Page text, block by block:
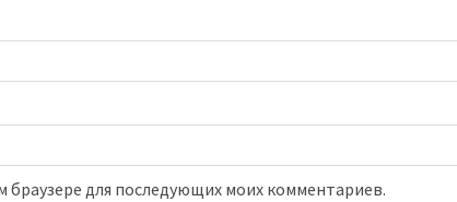
браузере для последующих моих комментариев.